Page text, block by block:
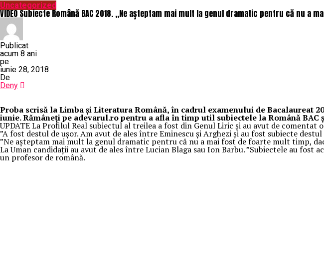
Uncategorized
VIDEO Subiecte Română BAC 2018. „Ne aşteptam mai mult la genul dramatic pentru că nu a
Publicat
acum 8 ani
pe
iunie 28, 2018
De
Deny
Proba scrisă la Limba şi Literatura Română, în cadrul examenului de Bacalaureat
iunie. Rămâneţi pe adevarul.ro pentru a afla în timp util subiectele la Română BAC
UPDATE La Profilul Real subiectul al treilea a fost din Genul Liric şi au avut de comentat
”A fost destul de uşor. Am avut de ales între Eminescu şi Arghezi şi au fost subiecte
”Ne aşteptam mai mult la genul dramatic pentru că nu a mai fost de foarte mult timp,
La Uman candidaţii au avut de ales între Lucian Blaga sau Ion Barbu. ”Subiectele au fost
un profesor de română.